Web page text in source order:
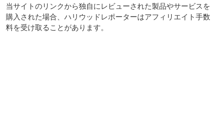
当サイトのリンクから独自にレビューされた製品やサービスを
購入された場合、ハリウッドレポーターはアフィリエイト手数
料を受け取ることがあります。